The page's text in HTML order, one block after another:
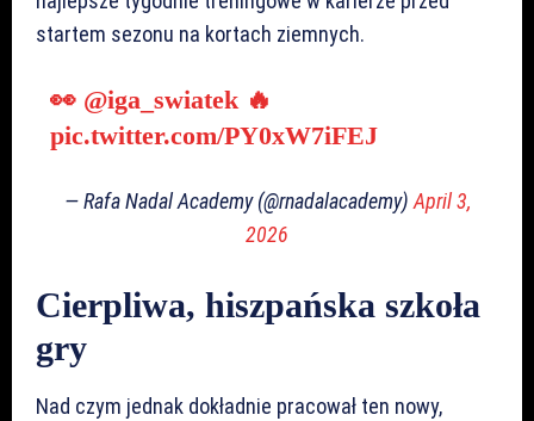
startem sezonu na kortach ziemnych.
👀 @iga_swiatek🔥
pic.twitter.com/PY0xW7iFEJ
— Rafa Nadal Academy (@rnadalacademy)April 3,
2026
Cierpliwa, hiszpańska szkoła
gry
Nad czym jednak dokładnie pracował ten nowy,